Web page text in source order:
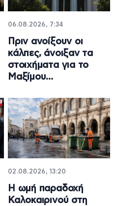
06.08.2026, 7:34
Πριν ανοίξουν οι
κάλπες, άνοιξαν τα
στοιχήματα για το
Μαξίμου…
02.08.2026, 13:20
Η ωμή παραδοχή
Καλοκαιρινού στη